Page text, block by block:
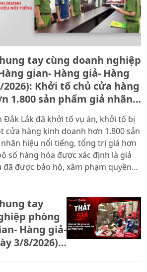
tay cùng doanh nghiệp
gian- Hàng giả- Hàng
Khởi tố chủ cửa hàng
1.800 sản phẩm giả nhãn
Đắk Lắk đã khởi tố vụ án, khởi tố bị
cửa hàng kinh doanh hơn 1.800 sản
hiệu nổi tiếng, tổng trị giá hơn
số hàng hóa được xác định là giả
đã được bảo hộ, xâm phạm quyền
tay
phòng
Hàng giả-
3/8/2026):